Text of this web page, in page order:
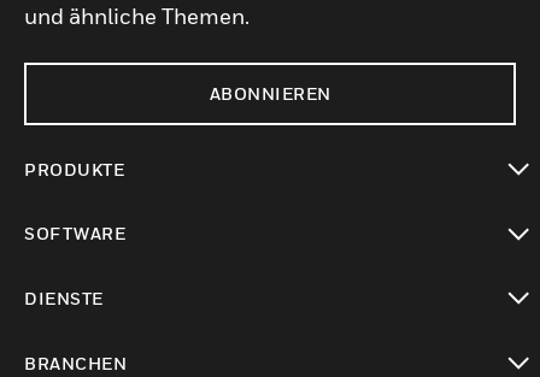
und ähnliche Themen.
ABONNIEREN
PRODUKTE
SOFTWARE
DIENSTE
BRANCHEN